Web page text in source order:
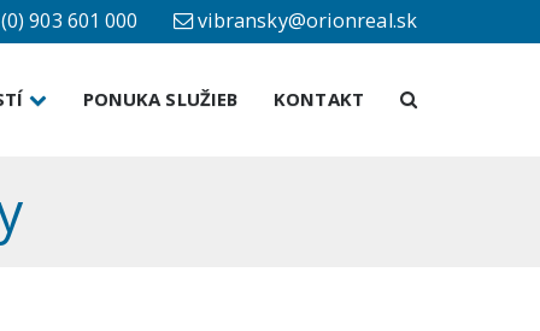
903 601 000 vibransky@orionreal.sk
PONUKA SLUŽIEB KONTAKT